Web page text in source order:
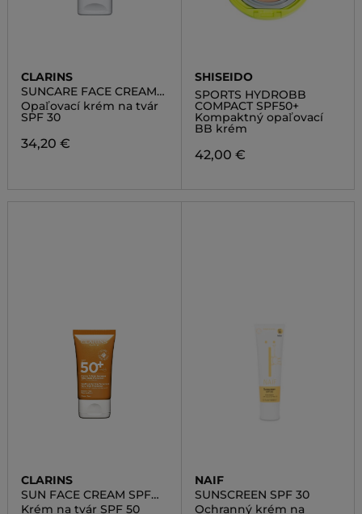
CLARINS
SUNCARE FACE CREAM
SPF30
Opaľovací krém na tvár
SPF 30
34,20 €
SHISEIDO
SPORTS HYDROBB
COMPACT SPF50+
Kompaktný opaľovací
BB krém
42,00 €
CLARINS
SUN FACE CREAM SPF
50
Krém na tvár SPF 50
NAIF
SUNSCREEN SPF 30
Ochranný krém na